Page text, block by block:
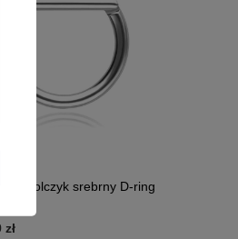
kolczyk srebrny D-ring
zł